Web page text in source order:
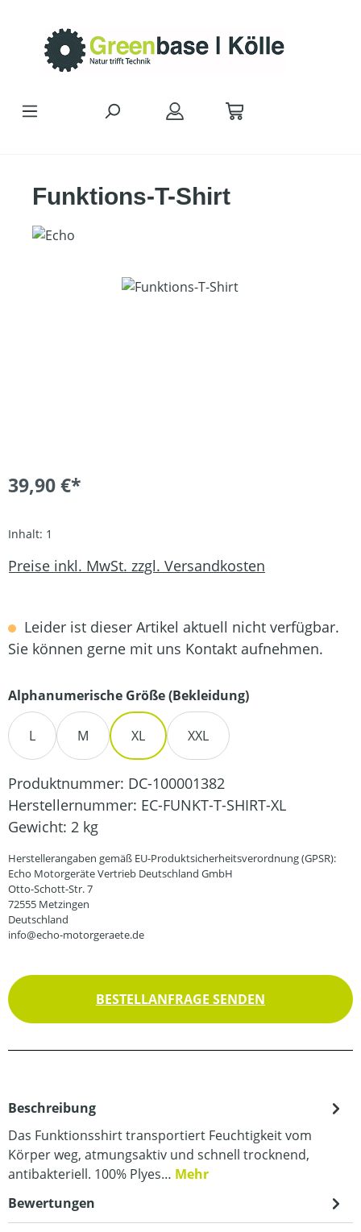
Funktions-T-Shirt
Bildergalerie überspringen
39,90 €*
Inhalt: 1
Preise inkl. MwSt. zzgl. Versandkosten
Leider ist dieser Artikel aktuell nicht verfügbar.
Sie können gerne mit uns Kontakt aufnehmen.
Alphanumerische Größe (Bekleidung)auswählen
L M XL XXL
Produktnummer: DC-100001382
Herstellernummer: EC-FUNKT-T-SHIRT-XL
Gewicht: 2 kg
Herstellerangaben gemäß EU-Produktsicherheitsverordnung (GPSR):
Echo Motorgeräte Vertrieb Deutschland GmbH
Otto-Schott-Str. 7
72555 Metzingen
Deutschland
info@echo-motorgeraete.de
BESTELLANFRAGE SENDEN
Beschreibung
Das Funktionsshirt transportiert Feuchtigkeit vom
Körper weg, atmungsaktiv und schnell trocknend,
antibakteriell. 100% Plyes… Mehr
Bewertungen